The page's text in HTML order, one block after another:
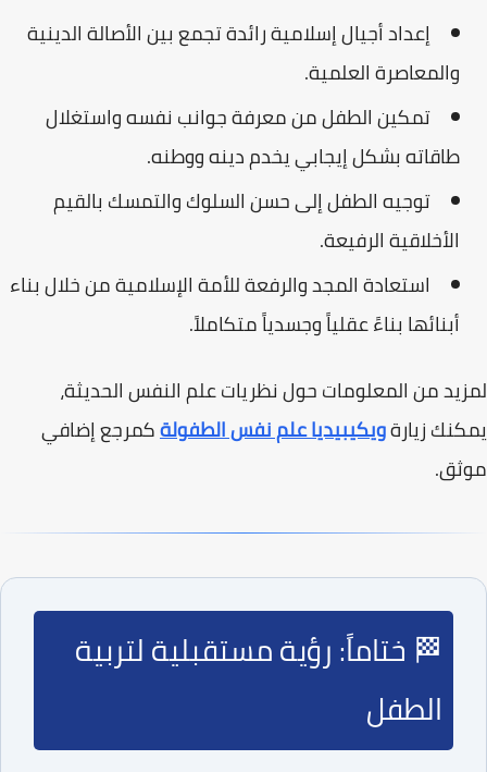
إعداد أجيال إسلامية رائدة تجمع بينالأصالة الدينية
والمعاصرة العلمية.
تمكين الطفل من معرفة جوانب نفسه واستغلال
طاقاته بشكل إيجابي يخدم دينه ووطنه.
توجيه الطفل إلى حسن السلوك والتمسك بالقيم
الأخلاقية الرفيعة.
استعادة المجد والرفعة للأمة الإسلامية من خلال بناء
أبنائها بناءً عقلياً وجسدياً متكاملاً.
لمزيد من المعلومات حول نظريات علم النفس الحديثة،
يمكنك زيارةويكيبيديا علم نفس الطفولةكمرجع إضافي
موثق.
🏁 ختاماً: رؤية مستقبلية لتربية
الطفل